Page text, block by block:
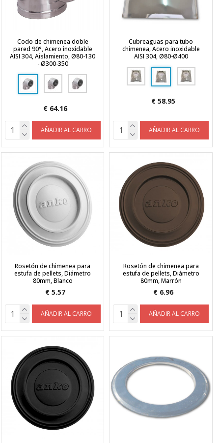
Codo de chimenea doble
pared 90°, Acero inoxidable
AISI 304, Aislamiento, Ø80-130
- Ø300-350
€ 64.16
AÑADIR AL CARRO
Cubreaguas para tubo
chimenea, Acero inoxidable
AISI 304, Ø80-Ø400
€ 58.95
AÑADIR AL CARRO
Rosetón de chimenea para
estufa de pellets, Diámetro
80mm, Blanco
€ 5.57
AÑADIR AL CARRO
Rosetón de chimenea para
estufa de pellets, Diámetro
80mm, Marrón
€ 6.96
AÑADIR AL CARRO